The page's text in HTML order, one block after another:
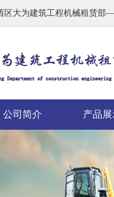
区大为建筑工程机械租赁
公司简介 产品